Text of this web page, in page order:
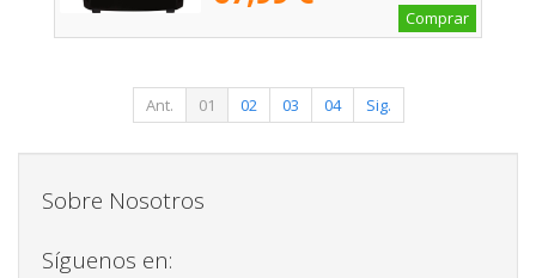
Comprar
Ant. 01 02 03 04 Sig.
Sobre Nosotros
Síguenos en: